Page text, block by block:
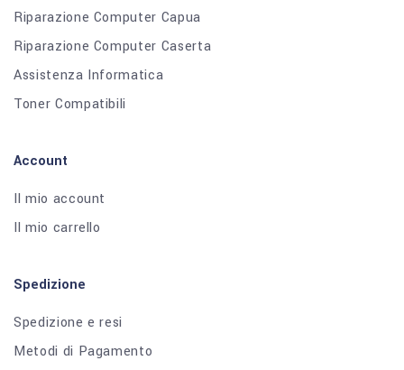
Riparazione Computer Capua
Riparazione Computer Caserta
Assistenza Informatica
Toner Compatibili
Account
Il mio account
Il mio carrello
Spedizione
Spedizione e resi
Metodi di Pagamento